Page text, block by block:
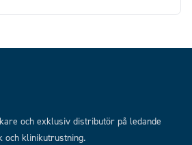
och exklusiv distributör på ledande
och klinikutrustning.